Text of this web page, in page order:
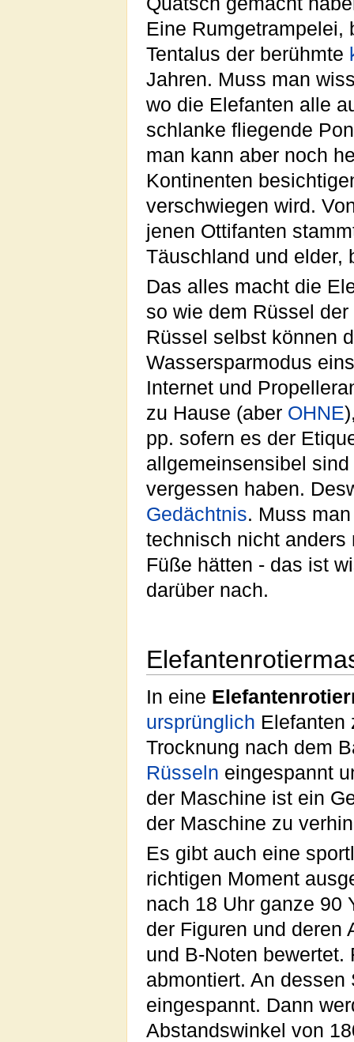
Eine
Tentalus der berühmte
Jahren. Muss man
wo die Elefanten alle
schlanke fliegende
man kann aber noch
Kontinenten
verschwiegen wird.
jenen Ottifanten
Täuschland und elder,
Das alles macht die
so wie dem Rüssel
Rüssel selbst können
Wassersparmodus
Internet und
zu Hause (aber OHNE
pp. sofern es der
allgemeinsensibel
vergessen haben.
Gedächtnis. Muss
technisch nicht
Füße hätten - das ist
darüber nach.
In eine
ursprünglich Elefanten
Trocknung nach dem
Rüsseln eingespannt
der Maschine ist ein
der Maschine zu
Es gibt auch eine
richtigen Moment
nach 18 Uhr ganze 90
der Figuren und deren
und B-Noten
abmontiert. An
eingespannt. Dann
Abstandswinkel von